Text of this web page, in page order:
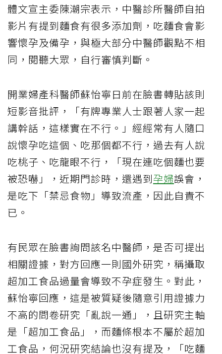
體文宣主委陳潮宗表示，中醫診所醫師自拍
影片有提到麵食有很多添加劑，吃麵食會影
響懷孕及備孕，與極大部分中醫師觀點不相
同，閱聽大眾，自行審慎判斷。
開業婦產科醫師蘇怡寧日前在臉書轉貼該則
短影音批評，「有牌專業人士跟著人家一起
講幹話，這樣實在不行。」經經常有人隨口
說懷孕吃這個、吃那個都不行，過去有人說
吃桃子、吃龍眼不行，「現在連吃個麵也要
被恐嚇」，近期門診時，還遇到孕婦誤會，
是吃下「禁忌食物」導致流產，因此自責不
已。
有民眾在臉書詢問該名中醫師，是否可提出
相關證據，對方回應一則國外研究，稱攝取
超加工食品過量會導致不孕症發生。對此，
蘇怡寧回應，這是被質疑後隨意引用證據力
不高的問卷研究「亂說一通」，且研究主軸
是「超加工食品」，而麵條根本不屬於超加
工食品，何況研究結論也沒有提及，「吃麵